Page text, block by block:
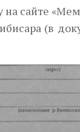
сайте
(в